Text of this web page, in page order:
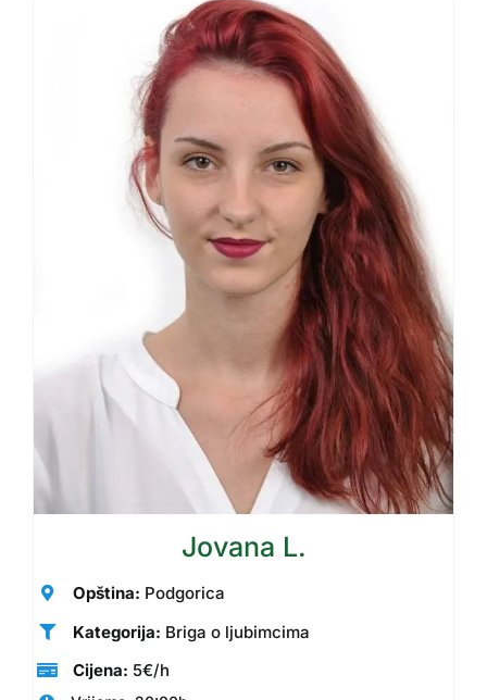
Jovana L.
Opština: Podgorica
Kategorija: Briga o ljubimcima
Cijena: 5€/h